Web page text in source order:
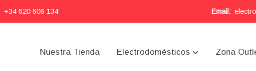
+34 620 606 134 Email:
Nuestra Tienda Electrodomésticos Zona